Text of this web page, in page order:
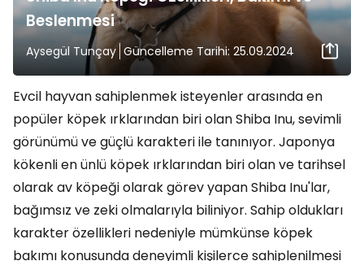
Beslenmesi
Aysegül Tunçay Güncelleme Tarihi: 25.09.2024
Evcil hayvan sahiplenmek isteyenler arasında en
popüler köpek ırklarından biri olan Shiba Inu, sevimli
görünümü ve güçlü karakteri ile tanınıyor. Japonya
kökenli en ünlü köpek ırklarından biri olan ve tarihsel
olarak av köpeği olarak görev yapan Shiba Inu'lar,
bağımsız ve zeki olmalarıyla biliniyor. Sahip oldukları
karakter özellikleri nedeniyle mümkünse köpek
bakımı konusunda deneyimli kişilerce sahiplenilmesi